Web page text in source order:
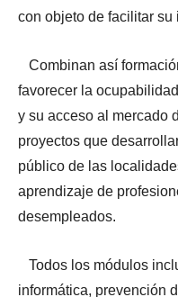
con objeto de facilitar su
Combinan así
favorecer la
y su acceso al mercado
proyectos que
público de las
aprendizaje de
desempleados.
Todos los módulos
informática, prevención